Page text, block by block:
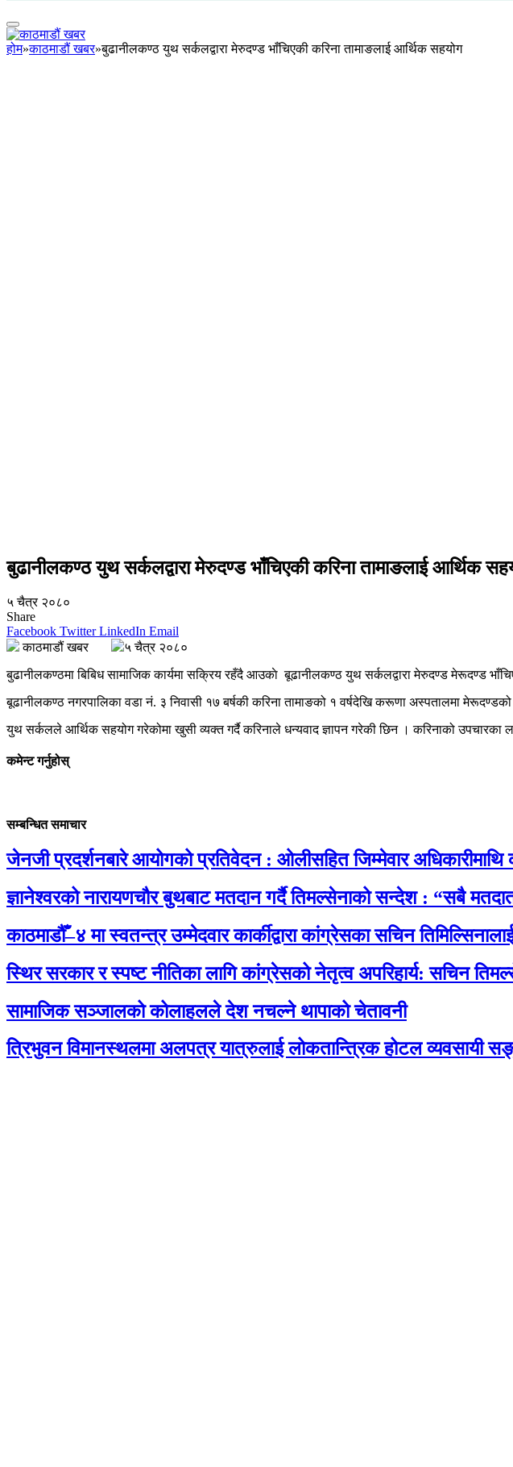
होम»काठमाडौं खबर»बुढानीलकण्ठ युथ सर्कलद्वारा मेरुदण्ड भाँचिएकी करिना तामाङलाई आर्थिक सहयोग
बुढानीलकण्ठ युथ सर्कलद्वारा मेरुदण्ड भाँचिएकी करिना तामाङलाई आर्थिक
५ चैत्र २०८०
Share
Facebook Twitter LinkedIn Email
काठमाडौं खबर
५ चैत्र २०८०
बुढानीलकण्ठमा बिबिध सामाजिक कार्यमा सक्रिय रहँदै आउकाे बूढानीलकण्ठ युथ सर्कलद्वारा मेरुदण्ड मेरूदण्ड
बूढानीलकण्ठ नगरपालिका वडा नं. ३ निवासी १७ बर्षकी करिना तामाङको १ वर्षदेखि करूणा अस्पतालमा
युथ सर्कलले आर्थिक सहयोग गरेकोमा खुसी व्यक्त गर्दै करिनाले धन्यवाद ज्ञापन गरेकी छिन । करिनाको उपचारका
कमेन्ट गर्नुहोस्
सम्बन्धित समाचार
जेनजी प्रदर्शनबारे आयोगको प्रतिवेदन : ओलीसहित जिम्मेवार अधिकारीमाथि
ज्ञानेश्वरको नारायणचौर बुथबाट मतदान गर्दै तिमल्सेनाको सन्देश : “सबै
काठमाडौँ–४ मा स्वतन्त्र उम्मेदवार कार्कीद्वारा कांग्रेसका सचिन
स्थिर सरकार र स्पष्ट नीतिका लागि कांग्रेसको नेतृत्व अपरिहार्य: सचिन
सामाजिक सञ्जालको कोलाहलले देश नचल्ने थापाको चेतावनी
त्रिभुवन विमानस्थलमा अलपत्र यात्रुलाई लोकतान्त्रिक होटल व्यवसायी